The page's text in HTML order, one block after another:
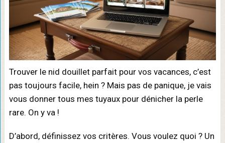
Trouver le nid douillet parfait pour vos vacances, c’est
pas toujours facile, hein ? Mais pas de panique, je vais
vous donner tous mes tuyaux pour dénicher la perle
rare. On y va !
D’abord, définissez vos critères. Vous voulez quoi ? Un